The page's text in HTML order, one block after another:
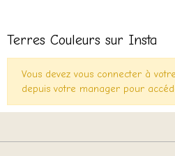
Terres Couleurs sur Insta
Vous devez vous connecter à
depuis votre manager pour